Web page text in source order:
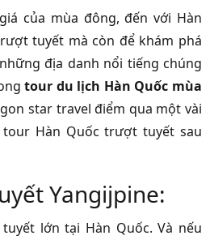
của mùa đông, đến với Hàn
tuyết mà còn để khám phá
địa danh nổi tiếng chúng
tour du lịch Hàn Quốc mùa
star travel điểm qua một vài
Hàn Quốc trượt tuyết sau
Yangijpine:
lớn tại Hàn Quốc. Và nếu